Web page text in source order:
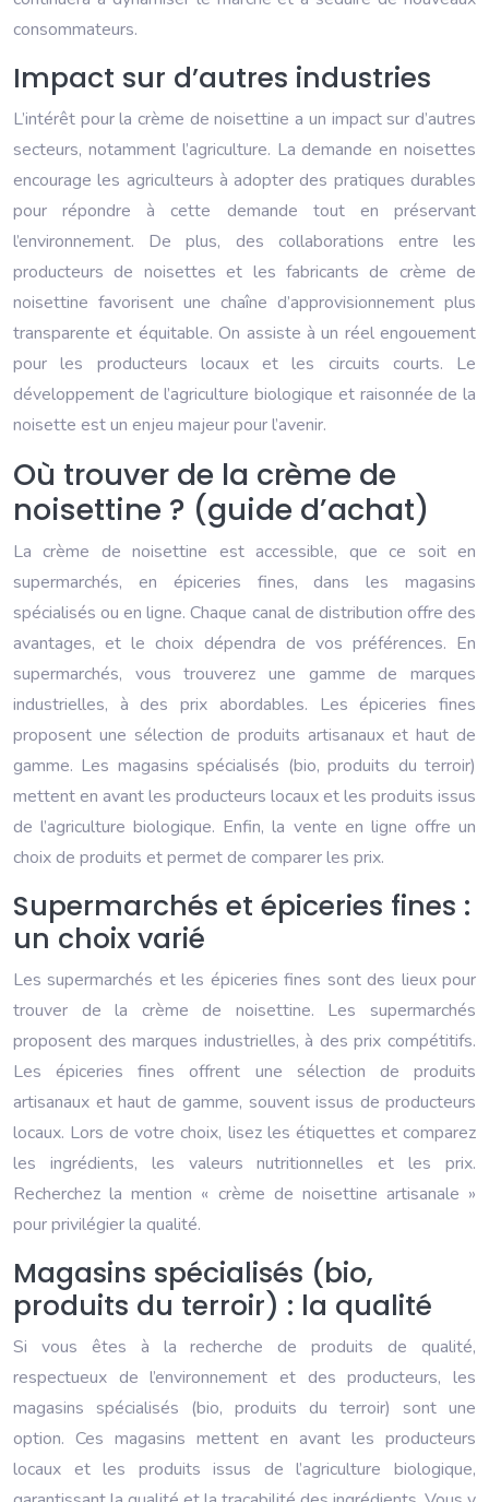
consommateurs.
Impact sur d’autres industries
L’intérêt pour la crème de noisettine a un impact sur d’autres
secteurs, notamment l’agriculture. La demande en noisettes
encourage les agriculteurs à adopter des pratiques durables
pour répondre à cette demande tout en préservant
l’environnement. De plus, des collaborations entre les
producteurs de noisettes et les fabricants de crème de
noisettine favorisent une chaîne d’approvisionnement plus
transparente et équitable. On assiste à un réel engouement
pour les producteurs locaux et les circuits courts. Le
développement de l’agriculture biologique et raisonnée de la
noisette est un enjeu majeur pour l’avenir.
Où trouver de la crème de
noisettine ? (guide d’achat)
La crème de noisettine est accessible, que ce soit en
supermarchés, en épiceries fines, dans les magasins
spécialisés ou en ligne. Chaque canal de distribution offre des
avantages, et le choix dépendra de vos préférences. En
supermarchés, vous trouverez une gamme de marques
industrielles, à des prix abordables. Les épiceries fines
proposent une sélection de produits artisanaux et haut de
gamme. Les magasins spécialisés (bio, produits du terroir)
mettent en avant les producteurs locaux et les produits issus
de l’agriculture biologique. Enfin, la vente en ligne offre un
choix de produits et permet de comparer les prix.
Supermarchés et épiceries fines :
un choix varié
Les supermarchés et les épiceries fines sont des lieux pour
trouver de la crème de noisettine. Les supermarchés
proposent des marques industrielles, à des prix compétitifs.
Les épiceries fines offrent une sélection de produits
artisanaux et haut de gamme, souvent issus de producteurs
locaux. Lors de votre choix, lisez les étiquettes et comparez
les ingrédients, les valeurs nutritionnelles et les prix.
Recherchez la mention « crème de noisettine artisanale »
pour privilégier la qualité.
Magasins spécialisés (bio,
produits du terroir) : la qualité
Si vous êtes à la recherche de produits de qualité,
respectueux de l’environnement et des producteurs, les
magasins spécialisés (bio, produits du terroir) sont une
option. Ces magasins mettent en avant les producteurs
locaux et les produits issus de l’agriculture biologique,